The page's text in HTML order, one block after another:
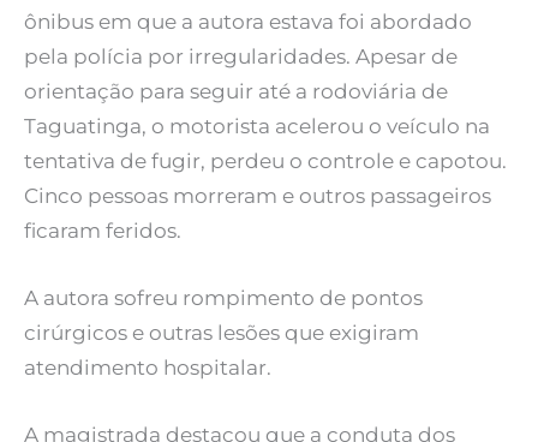
ônibus em que a autora estava foi abordado
pela polícia por irregularidades. Apesar de
orientação para seguir até a rodoviária de
Taguatinga, o motorista acelerou o veículo na
tentativa de fugir, perdeu o controle e capotou.
Cinco pessoas morreram e outros passageiros
ficaram feridos.
A autora sofreu rompimento de pontos
cirúrgicos e outras lesões que exigiram
atendimento hospitalar.
A magistrada destacou que a conduta dos